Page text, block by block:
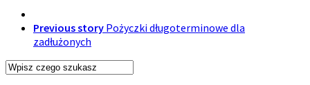
Previous story Pożyczki długoterminowe dla
zadłużonych